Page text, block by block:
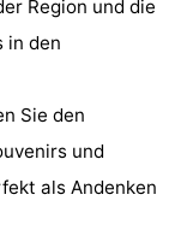
Region und die
in den
Sie den
und
als Andenken